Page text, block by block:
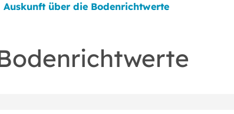
Auskunft über die Bodenrichtwerte